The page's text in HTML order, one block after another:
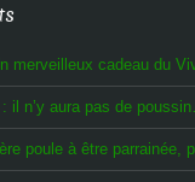
merveilleux cadeau du
il n’y aura pas de
poule à être parrainée,